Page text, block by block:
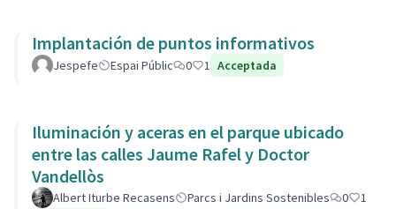
Implantación de puntos informativos
Jespefe Espai Públic 0 1 Acceptada
Iluminación y aceras en el parque ubicado
entre las calles Jaume Rafel y Doctor
Vandellòs
Albert Iturbe Recasens Parcs i Jardins Sostenibles 0 1